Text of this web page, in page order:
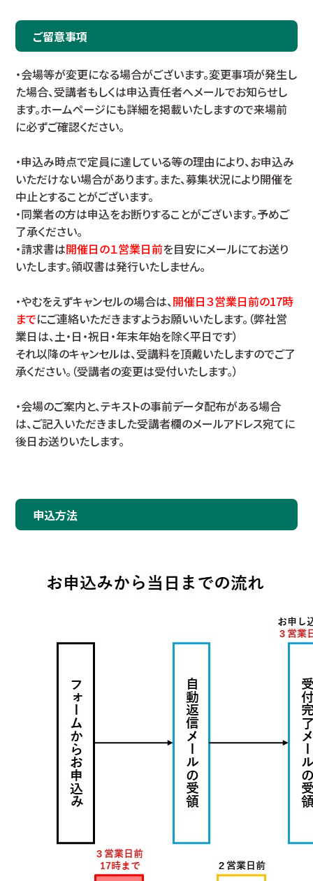
ご留意事項
・会場等が変更になる場合がございます。変更事項が発生し
た場合、受講者もしくは申込責任者へメールでお知らせし
ます。ホームページにも詳細を掲載いたしますので来場前
に必ずご確認ください。
・申込み時点で定員に達している等の理由により、お申込み
いただけない場合があります。また、募集状況により開催を
中止とすることがございます。
・同業者の方は申込をお断りすることがございます。予めご
了承ください。
・請求書は開催日の１営業日前を目安にメールにてお送り
いたします。領収書は発行いたしません。
・やむをえずキャンセルの場合は、開催日３営業日前の17時
までにご連絡いただきますようお願いいたします。（弊社営
業日は、土・日・祝日・年末年始を除く平日です）
それ以降のキャンセルは、受講料を頂戴いたしますのでご了
承ください。（受講者の変更は受付いたします。）
・会場のご案内と、テキストの事前データ配布がある場合
は、ご記入いただきました受講者欄のメールアドレス宛てに
後日お送りいたします。
申込方法